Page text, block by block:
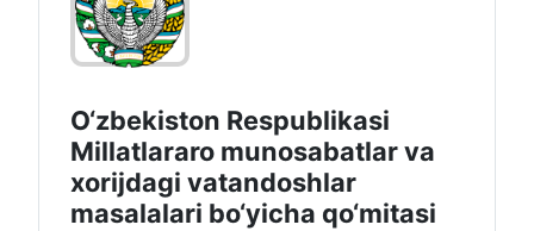
O‘zbekiston Respublikasi
Millatlararo munosabatlar va
xorijdagi vatandoshlar
masalalari bo‘yicha qo‘mitasi